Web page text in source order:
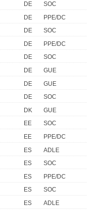
DE
SOC
DE
PPE/DC
DE
SOC
DE
PPE/DC
DE
SOC
DE
GUE
DE
GUE
DE
SOC
DK
GUE
EE
SOC
EE
PPE/DC
ES
ADLE
ES
SOC
ES
PPE/DC
ES
SOC
ES
ADLE